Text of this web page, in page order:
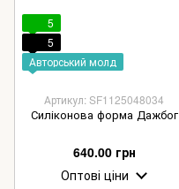
5
5
Авторський молд
Артикул: SF1125048034
Силіконова форма Дажбог
640.00 грн
Оптові ціни